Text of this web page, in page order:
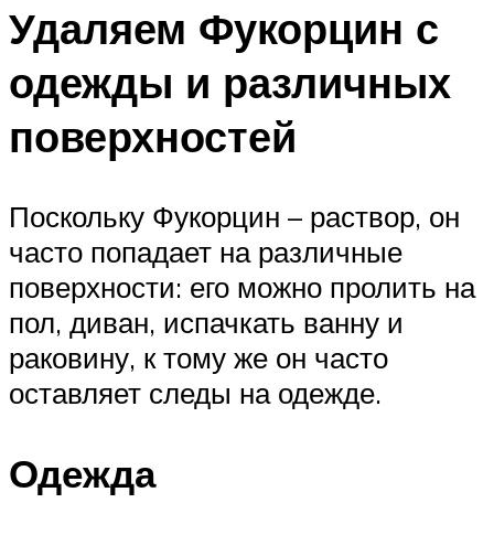
Удаляем Фукорцин с
одежды и различных
поверхностей
Поскольку Фукорцин – раствор, он
часто попадает на различные
поверхности: его можно пролить на
пол, диван, испачкать ванну и
раковину, к тому же он часто
оставляет следы на одежде.
Одежда